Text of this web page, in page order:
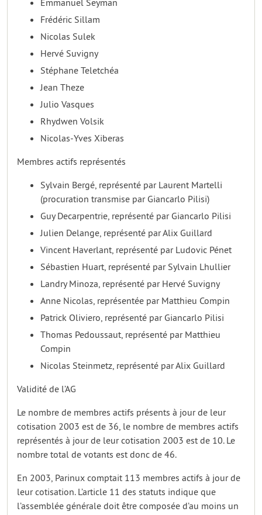
Emmanuel Seyman
Frédéric Sillam
Nicolas Sulek
Hervé Suvigny
Stéphane Teletchéa
Jean Theze
Julio Vasques
Rhydwen Volsik
Nicolas-Yves Xiberas
Membres actifs représentés
Sylvain Bergé, représenté par Laurent Martelli
(procuration transmise par Giancarlo Pilisi)
Guy Decarpentrie, représenté par Giancarlo Pilisi
Julien Delange, représenté par Alix Guillard
Vincent Haverlant, représenté par Ludovic Pénet
Sébastien Huart, représenté par Sylvain Lhullier
Landry Minoza, représenté par Hervé Suvigny
Anne Nicolas, représentée par Matthieu Compin
Patrick Oliviero, représenté par Giancarlo Pilisi
Thomas Pedoussaut, représenté par Matthieu
Compin
Nicolas Steinmetz, représenté par Alix Guillard
Validité de l’AG
Le nombre de membres actifs présents à jour de leur
cotisation 2003 est de 36, le nombre de membres actifs
représentés à jour de leur cotisation 2003 est de 10. Le
nombre total de votants est donc de 46.
En 2003, Parinux comptait 113 membres actifs à jour de
leur cotisation. L’article 11 des statuts indique que
l’assemblée générale doit être composée d’au moins un